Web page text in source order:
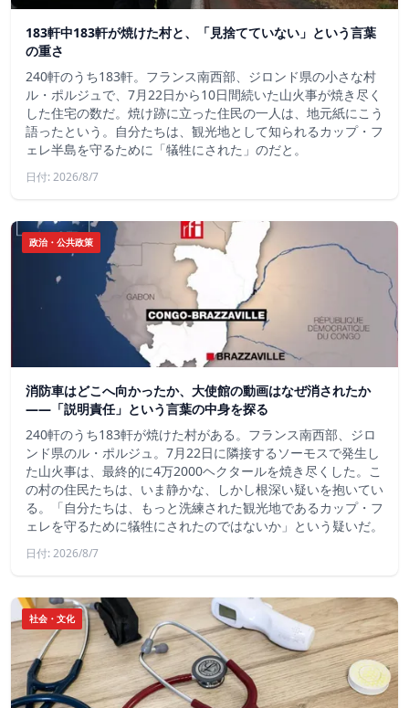
183軒中183軒が焼けた村と、「見捨てていない」という言葉
の重さ
240軒のうち183軒。フランス南西部、ジロンド県の小さな村
ル・ポルジュで、7月22日から10日間続いた山火事が焼き尽く
した住宅の数だ。焼け跡に立った住民の一人は、地元紙にこう
語ったという。自分たちは、観光地として知られるカップ・フ
ェレ半島を守るために「犠牲にされた」のだと。
日付: 2026/8/7
政治・公共政策
消防車はどこへ向かったか、大使館の動画はなぜ消されたか
——「説明責任」という言葉の中身を探る
240軒のうち183軒が焼けた村がある。フランス南西部、ジロ
ンド県のル・ポルジュ。7月22日に隣接するソーモスで発生し
た山火事は、最終的に4万2000ヘクタールを焼き尽くした。こ
の村の住民たちは、いま静かな、しかし根深い疑いを抱いてい
る。「自分たちは、もっと洗練された観光地であるカップ・フ
ェレを守るために犠牲にされたのではないか」という疑いだ。
日付: 2026/8/7
社会・文化